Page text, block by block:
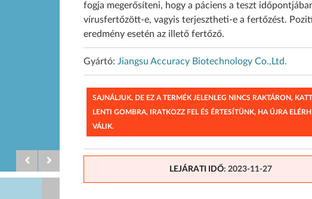
fogja megerősíteni, hogy a páciens a teszt
vírusfertőzött-e, vagyis terjesztheti-e a fertőzést.
eredmény esetén az illető fertőző.
Gyártó: Jiangsu Accuracy Biotechnology Co.,Ltd.
SAJNÁLJUK, DE EZ A TERMÉK JELENLEG NINCS RAKTÁRON,
LENTI GOMBRA, IRATKOZZ FEL ÉS ÉRTESÍTÜNK, HA ÚJRA
VÁLIK.
LEJÁRATI IDŐ: 2023-11-27